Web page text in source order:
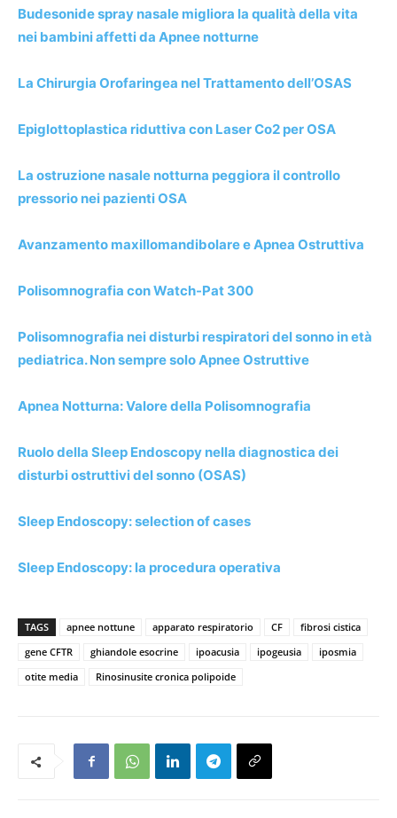
Budesonide spray nasale migliora la qualità della vita
nei bambini affetti da Apnee notturne
La Chirurgia Orofaringea nel Trattamento dell’OSAS
Epiglottoplastica riduttiva con Laser Co2 per OSA
La ostruzione nasale notturna peggiora il controllo
pressorio nei pazienti OSA
Avanzamento maxillomandibolare e Apnea Ostruttiva
Polisomnografia con Watch-Pat 300
Polisomnografia nei disturbi respiratori del sonno in età
pediatrica. Non sempre solo Apnee Ostruttive
Apnea Notturna: Valore della Polisomnografia
Ruolo della Sleep Endoscopy nella diagnostica dei
disturbi ostruttivi del sonno (OSAS)
Sleep Endoscopy: selection of cases
Sleep Endoscopy: la procedura operativa
TAGS apnee nottune apparato respiratorio CF
fibrosi cistica
gene CFTR
ghiandole esocrine ipoacusia ipogeusia
iposmia
otite media
Rinosinusite cronica polipoide